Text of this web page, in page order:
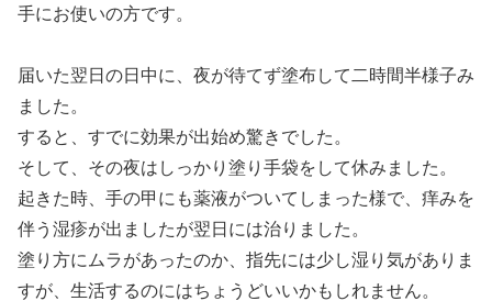
手にお使いの方です。
届いた翌日の日中に、夜が待てず塗布して二時間半様子み
ました。
すると、すでに効果が出始め驚きでした。
そして、その夜はしっかり塗り手袋をして休みました。
起きた時、手の甲にも薬液がついてしまった様で、痒みを
伴う湿疹が出ましたが翌日には治りました。
塗り方にムラがあったのか、指先には少し湿り気がありま
すが、生活するのにはちょうどいいかもしれません。